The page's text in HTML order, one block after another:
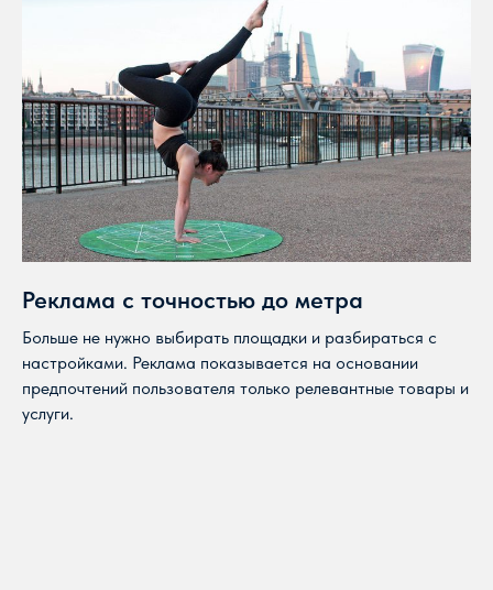
Реклама с точностью до метра
Больше не нужно выбирать площадки и разбираться с
настройками. Реклама показывается на основании
предпочтений пользователя только релевантные товары и
услуги.